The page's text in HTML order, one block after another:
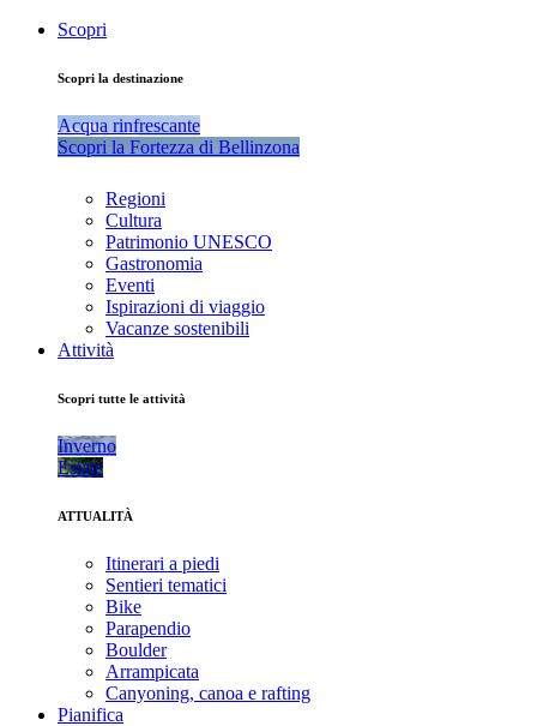
Scopri
Scopri la destinazione
Acqua rinfrescante
Scopri la Fortezza di Bellinzona
Regioni
Cultura
Patrimonio UNESCO
Gastronomia
Eventi
Ispirazioni di viaggio
Vacanze sostenibili
Attività
Scopri tutte le attività
Inverno
Estate
ATTUALITÀ
Itinerari a piedi
Sentieri tematici
Bike
Parapendio
Boulder
Arrampicata
Canyoning, canoa e rafting
Pianifica